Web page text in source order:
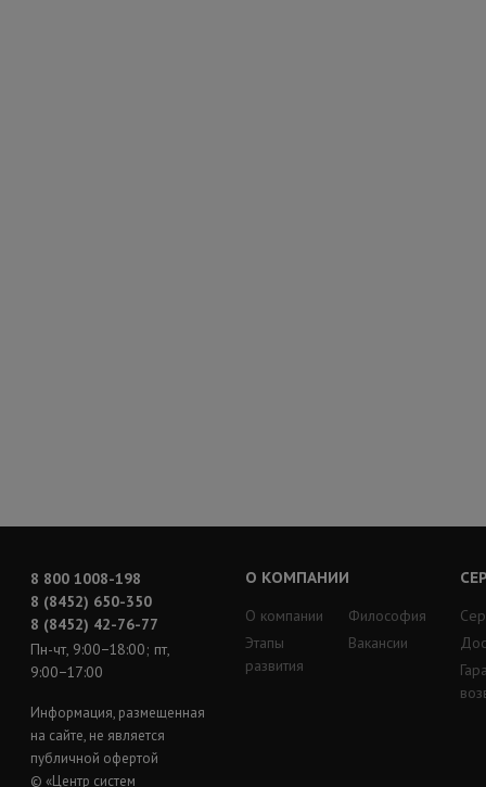
8 800 1008-198
8 (8452) 650-350
8 (8452) 42-76-77
Пн-чт, 9:00−18:00; пт,
9:00−17:00
Информация, размещенная
на сайте, не является
публичной офертой
© «Центр систем
О КОМПАНИИ
О компании
Этапы
развития
Философия
Вакансии